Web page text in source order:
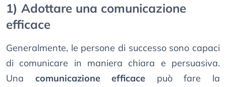
1) Adottare una comunicazione
efficace
Generalmente, le persone di successo sono capaci
di comunicare in maniera chiara e persuasiva.
Una comunicazione efficace può fare la